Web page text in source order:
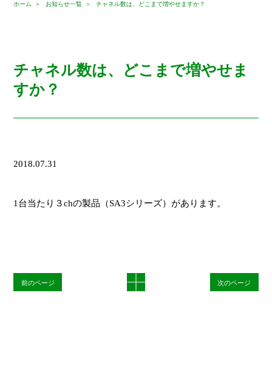
ホーム お知らせ一覧 チャネル数は、どこまで増やせますか？
チャネル数は、どこまで増やせま
すか？
2018.07.31
1台当たり３chの製品（SA3シリーズ）があります。
前のページ 次のページ